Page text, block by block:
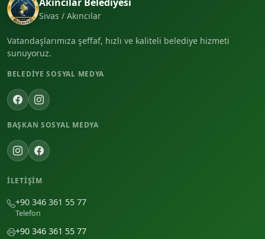
Sivas / Akıncılar
Vatandaşlarımıza şeffaf, hızlı ve kaliteli belediye hizmeti
sunuyoruz.
BELEDIYE SOSYAL MEDYA
BAŞKAN SOSYAL MEDYA
İLETIŞIM
+90 346 361 55 77
Telefon
+90 346 361 55 77